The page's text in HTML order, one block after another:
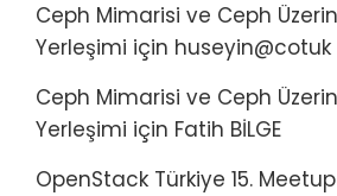
Ceph Mimarisi ve Ceph
Yerleşimi için huseyin@cotuk
Ceph Mimarisi ve Ceph
Yerleşimi için Fatih BİLGE
OpenStack Türkiye 15.